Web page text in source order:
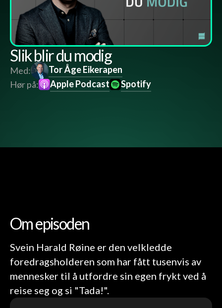
Slik blir du modig
Med:
Tor Åge Eikerapen
Hør på:
Apple Podcast Spotify
Om episoden
Svein Harald Røine er den velkledde
foredragsholderen som har fått tusenvis av
mennesker til å utfordre sin egen frykt ved å
reise seg og si "Tada!".